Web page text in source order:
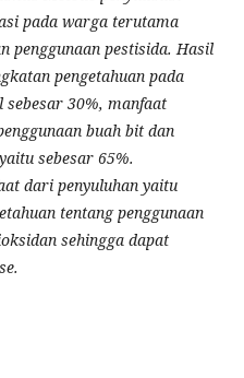
pada warga terutama
penggunaan pestisida. Hasil
pengetahuan pada
30%, manfaat
buah bit dan
sebesar 65%.
dari penyuluhan yaitu
tentang penggunaan
sehingga dapat